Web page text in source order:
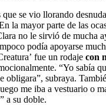
se vio llorando
la mayor parte de las
no le sirvió de mucha
podía apoyarse
fue un rodaje con
“Yo sabía
obligara”, subraya.
me iba a vestuario o
a su doble.